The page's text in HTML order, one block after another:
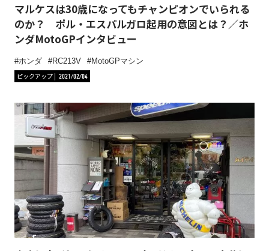
マルケスは30歳になってもチャンピオンでいられる
のか？ ポル・エスパルガロ起用の意図とは？／ホ
ンダMotoGPインタビュー
ホンダ RC213V
MotoGPマシン
ピックアップ
2021/02/04